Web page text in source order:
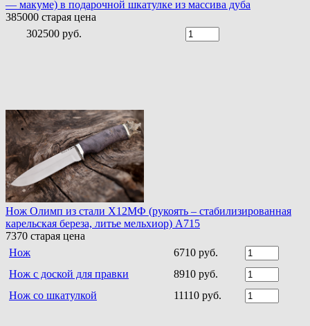
— макуме) в подарочной шкатулке из массива дуба
385000 старая цена
302500 руб.
Нож Олимп из стали Х12МФ (рукоять – стабилизированная
карельская береза, литье мельхиор) A715
7370 старая цена
Нож
6710 руб.
Нож с доской для правки
8910 руб.
Нож со шкатулкой
11110 руб.